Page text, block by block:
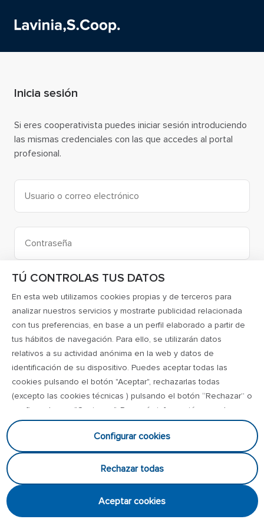
Inicia sesión
Si eres cooperativista puedes iniciar sesión introduciendo
las mismas credenciales con las que accedes al portal
profesional.
¿Haz olvidado tu contraseña?
TÚ CONTROLAS TUS DATOS
En esta web utilizamos cookies propias y de terceros para
analizar nuestros servicios y mostrarte publicidad relacionada
con tus preferencias, en base a un perfil elaborado a partir de
tus hábitos de navegación. Para ello, se utilizarán datos
relativos a su actividad anónima en la web y datos de
identificación de su dispositivo. Puedes aceptar todas las
cookies pulsando el botón "Aceptar", rechazarlas todas
(excepto las cookies técnicas ) pulsando el botón “Rechazar” o
configurarlas en "Opciones". Para más información accede a
nuestrapolítica de cookiesypolítica de privacidad.
Configurar cookies
Rechazar todas
Aceptar cookies